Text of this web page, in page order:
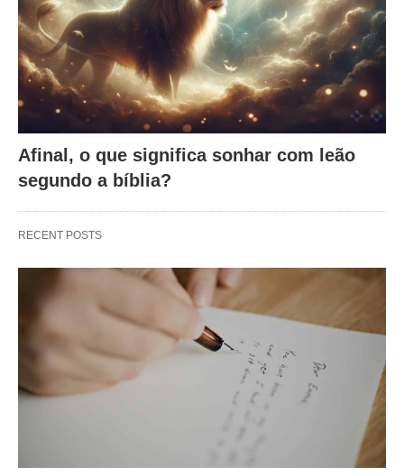
Afinal, o que significa sonhar com leão
segundo a bíblia?
RECENT POSTS